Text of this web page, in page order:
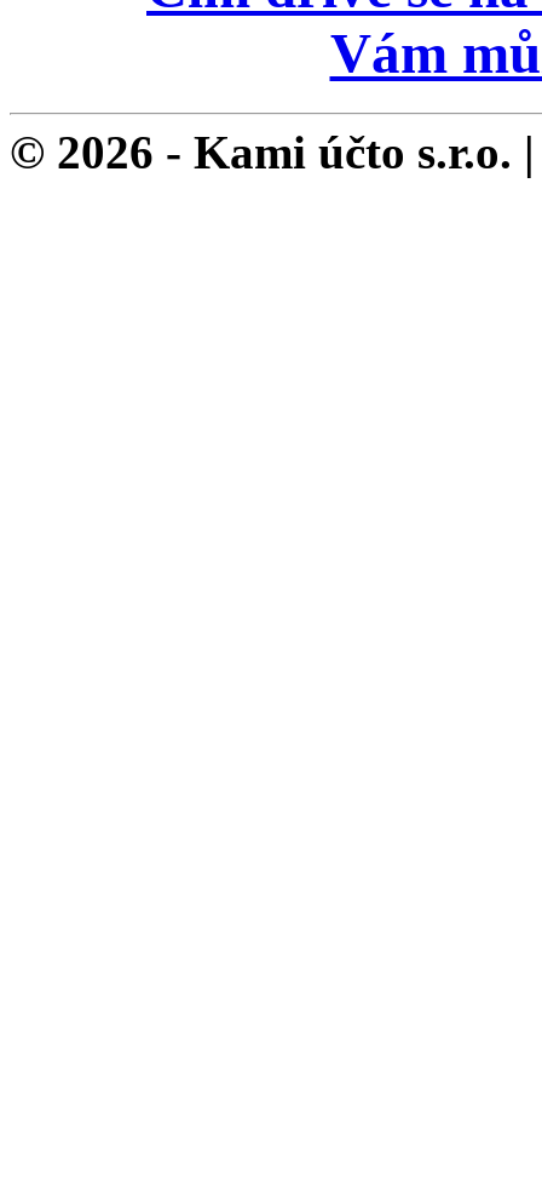
© 2026 - Kami účto s.r.o.